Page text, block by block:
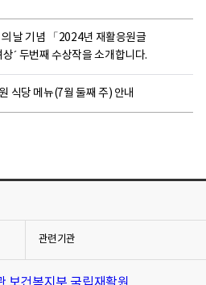
날 기념 「2024년 재활응원글
´ 두번째 수상작을 소개합니다.
식당 메뉴(7월 둘째 주) 안내
관련기관